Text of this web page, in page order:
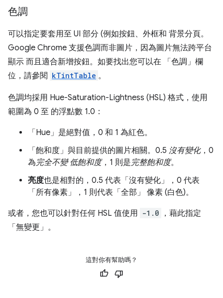
色調
可以指定要套用至 UI 部分 (例如按鈕、外框和 背景分頁。
Google Chrome 支援色調而非圖片，因為圖片無法跨平台
顯示 而且適合新增按鈕。如要找出您可以在 「色調」欄
位，請參閱 kTintTable 。
色調均採用 Hue-Saturation-Lightness (HSL) 格式，使用
範圍為 0 至 的浮點數 1.0：
「Hue」 是絕對值，0 和 1 為紅色。
「飽和度」 與目前提供的圖片相關。0.5 沒有變化，0
為完全不變 低飽和度，1 則是完整飽和度。
亮度也是相對的，0.5 代表「沒有變化」
，0 代表
「所有像素」
，1 則代表「全部」 像素 (白色)。
或者，您也可以針對任何 HSL 值使用 -1.0
，藉此指定
「無變更」 。
這對你有幫助嗎？